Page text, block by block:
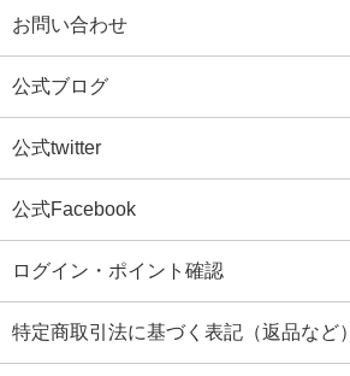
お問い合わせ
公式ブログ
公式twitter
公式Facebook
ログイン・ポイント確認
特定商取引法に基づく表記（返品など）